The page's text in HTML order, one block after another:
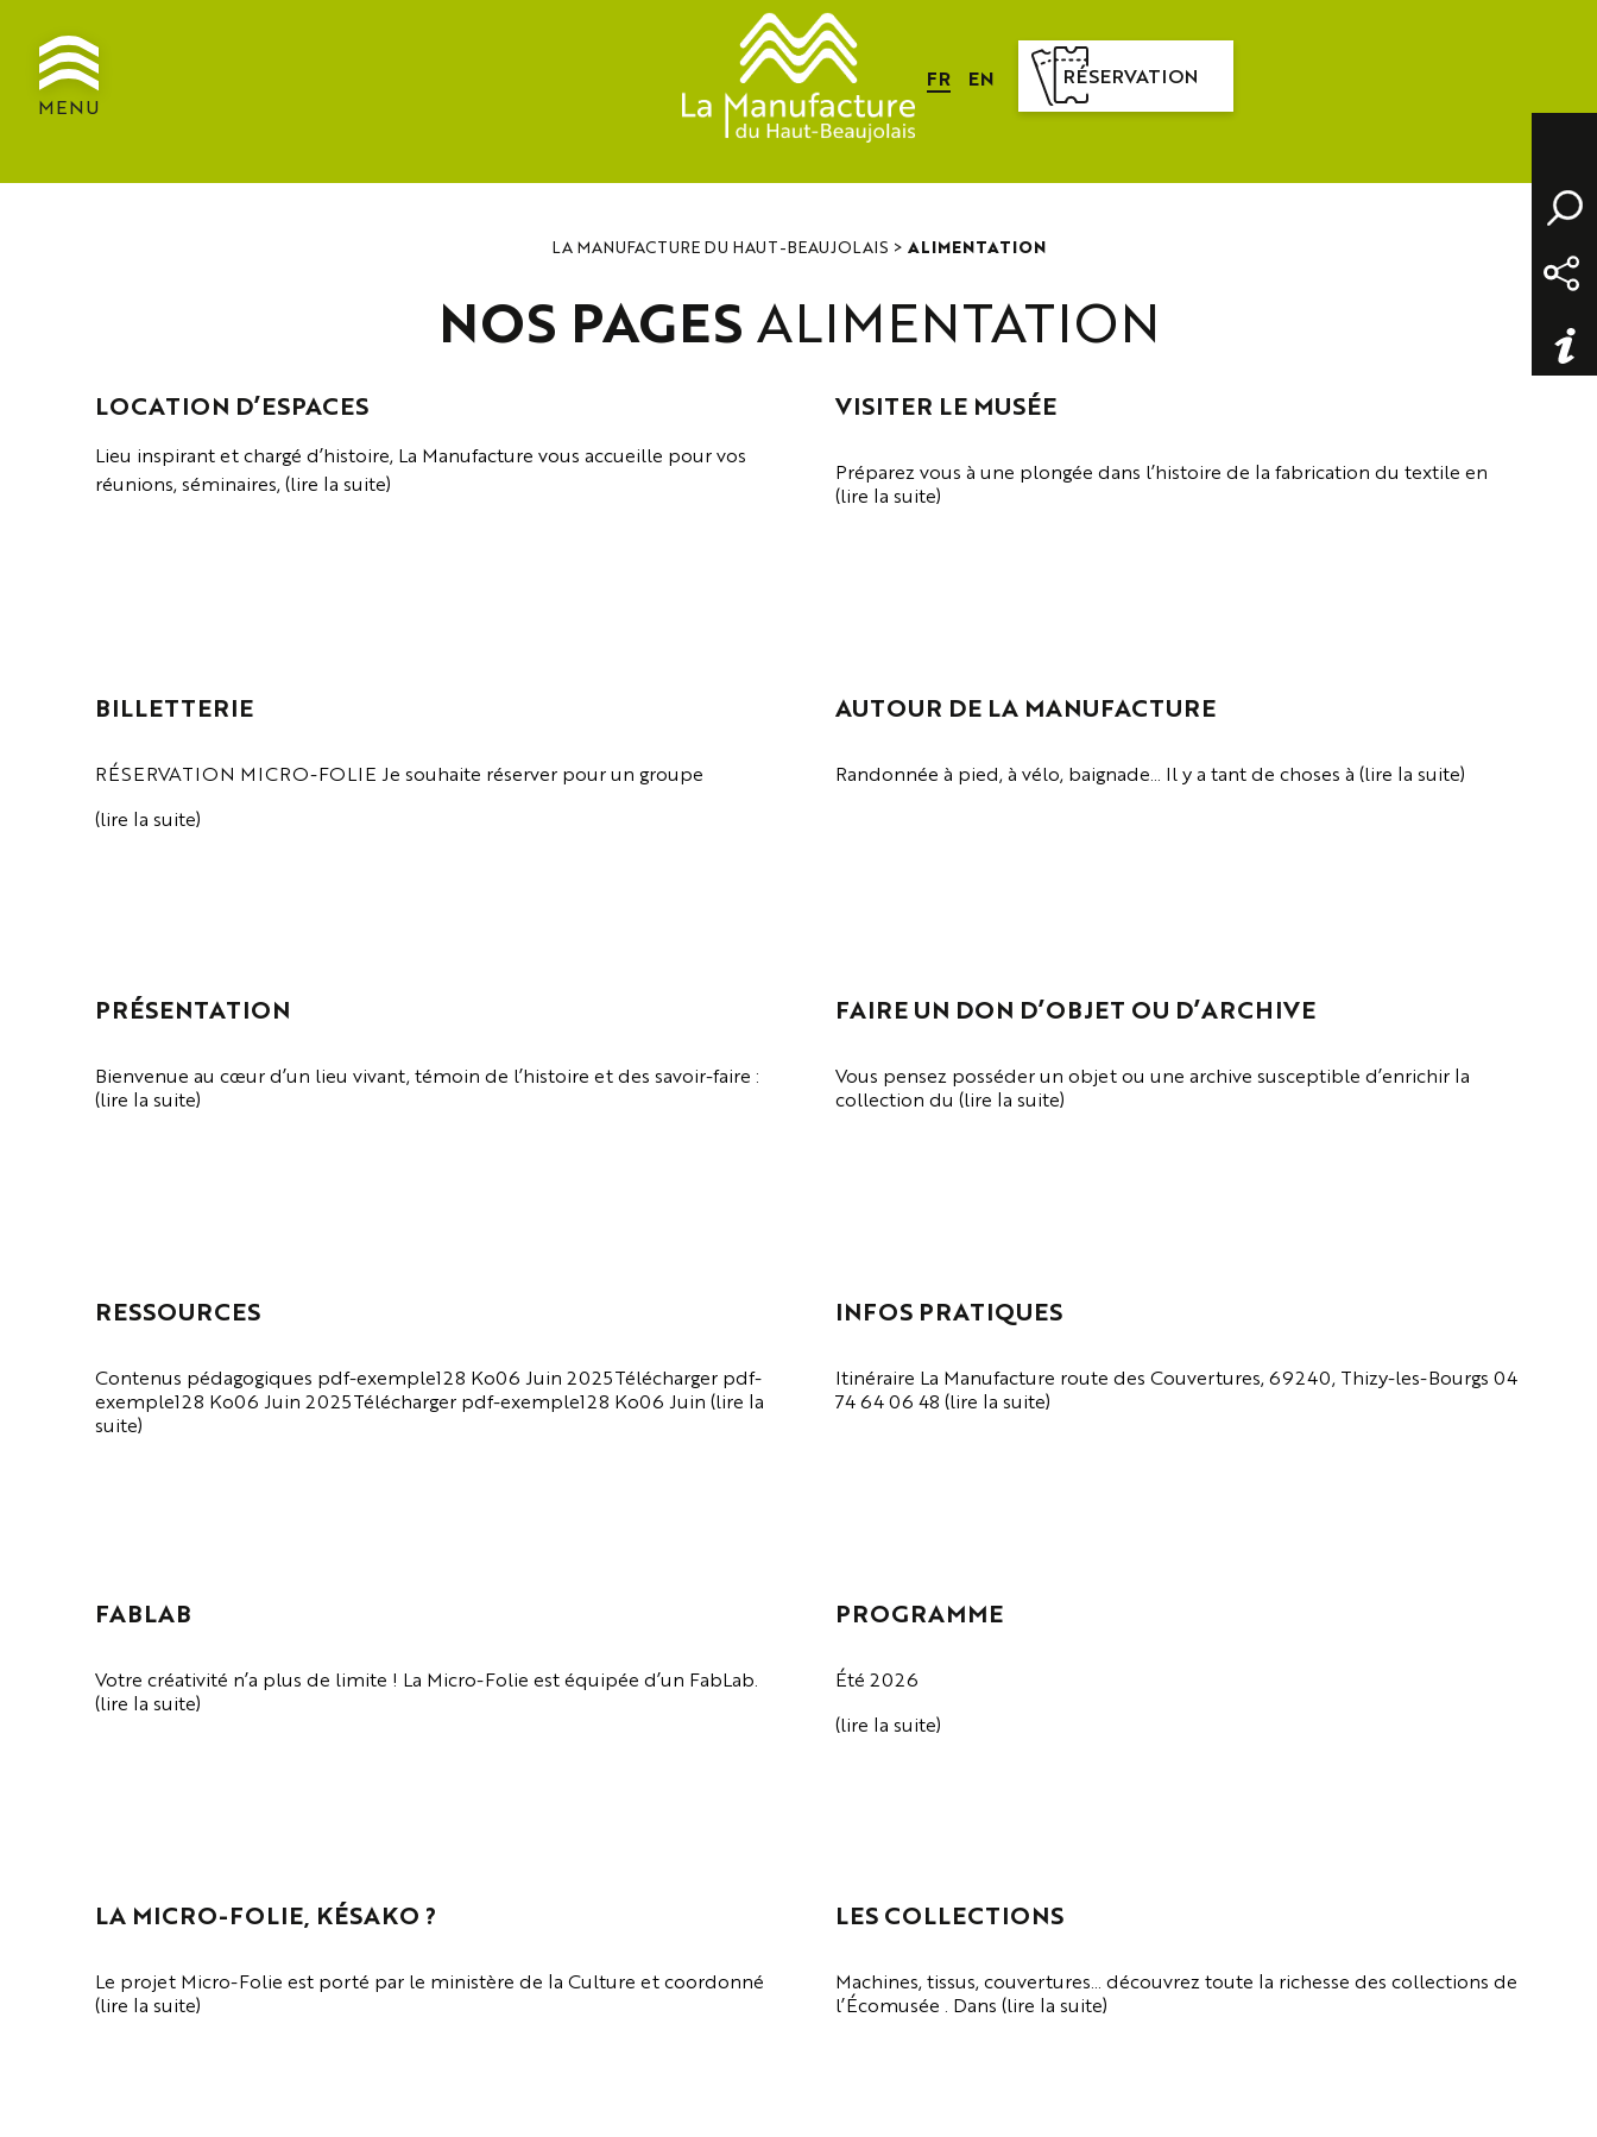
MENU
FR EN RÉSERVATION
LA MANUFACTURE DU HAUT-BEAUJOLAIS > ALIMENTATION
NOS PAGES ALIMENTATION
LOCATION D’ESPACES
Lieu inspirant et chargé d’histoire, La Manufacture vous accueille pour vos
réunions, séminaires, (lire la suite)
VISITER LE MUSÉE
Préparez vous à une plongée dans l’histoire de la fabrication du textile en
(lire la suite)
BILLETTERIE
RÉSERVATION MICRO-FOLIE Je souhaite réserver pour un groupe
(lire la suite)
AUTOUR DE LA MANUFACTURE
Randonnée à pied, à vélo, baignade… Il y a tant de choses à (lire la suite)
PRÉSENTATION
Bienvenue au cœur d’un lieu vivant, témoin de l’histoire et des savoir-faire :
(lire la suite)
FAIRE UN DON D’OBJET OU D’ARCHIVE
Vous pensez posséder un objet ou une archive susceptible d’enrichir la
collection du (lire la suite)
RESSOURCES
Contenus pédagogiques pdf-exemple128 Ko06 Juin 2025Télécharger pdf-
exemple128 Ko06 Juin 2025Télécharger pdf-exemple128 Ko06 Juin (lire la
suite)
INFOS PRATIQUES
Itinéraire La Manufacture route des Couvertures, 69240, Thizy-les-Bourgs 04
74 64 06 48 (lire la suite)
FABLAB
Votre créativité n’a plus de limite ! La Micro-Folie est équipée d’un FabLab.
(lire la suite)
PROGRAMME
Été 2026
(lire la suite)
LA MICRO-FOLIE, KÉSAKO ?
Le projet Micro-Folie est porté par le ministère de la Culture et coordonné
(lire la suite)
LES COLLECTIONS
Machines, tissus, couvertures… découvrez toute la richesse des collections de
l’Écomusée . Dans (lire la suite)